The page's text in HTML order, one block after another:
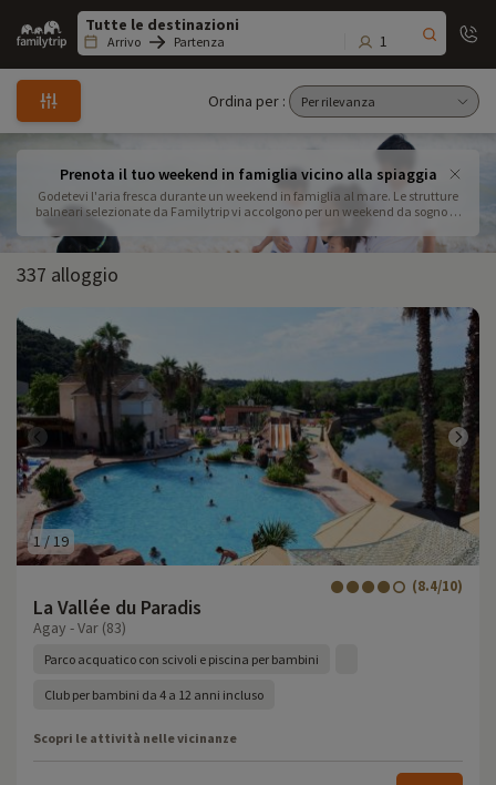
Family
trip
Arrivo Partenza 1
Ordina per :
Prenota il tuo weekend in famiglia vicino alla spiaggia
Godetevi l'aria fresca durante un weekend in famiglia al mare. Le strutture
balneari selezionate da Familytrip vi accolgono per un weekend da sogno al
alloggio, per momenti indimenticabili.
337 alloggio
1 /19
La Vallée du Paradis
(8.4/10)
Agay - Var (83)
Parco acquatico con scivoli e piscina per bambini
Club per bambini da 4 a 12 anni incluso
Scopri le attività nelle vicinanze